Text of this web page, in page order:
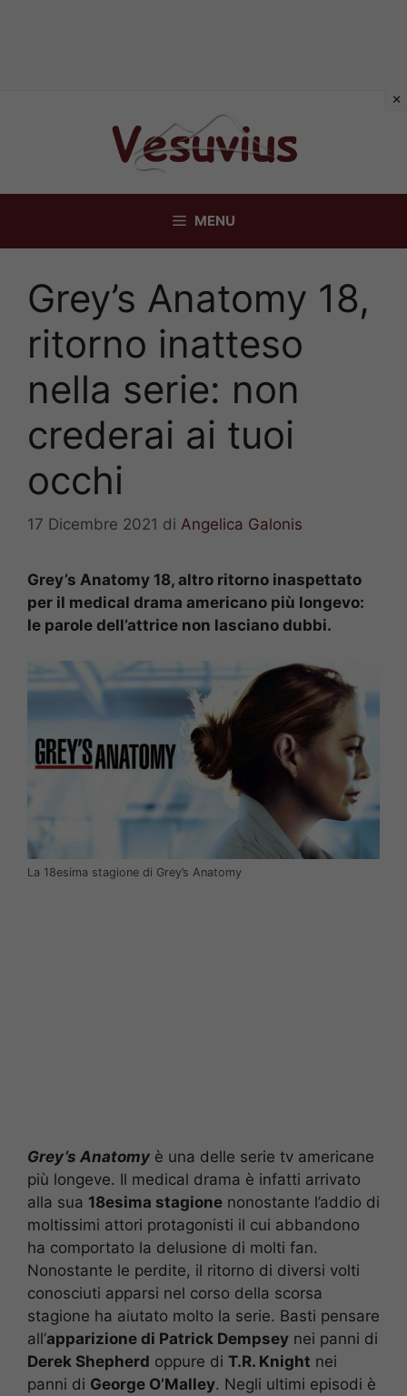
MENU
Grey’s Anatomy 18,
ritorno inatteso
nella serie: non
crederai ai tuoi
occhi
17 Dicembre 2021 di Angelica Galonis
Grey’s Anatomy 18, altro ritorno inaspettato
per il medical drama americano più longevo:
le parole dell’attrice non lasciano dubbi.
La 18esima stagione di Grey’s Anatomy
Grey’s Anatomy è una delle serie tv americane
più longeve. Il medical drama è infatti arrivato
alla sua 18esima stagione nonostante l’addio di
moltissimi attori protagonisti il cui abbandono
ha comportato la delusione di molti fan.
Nonostante le perdite, il ritorno di diversi volti
conosciuti apparsi nel corso della scorsa
stagione ha aiutato molto la serie. Basti pensare
all’apparizione di Patrick Dempsey nei panni di
Derek Shepherd oppure di T.R. Knight nei
panni di George O’Malley. Negli ultimi episodi è